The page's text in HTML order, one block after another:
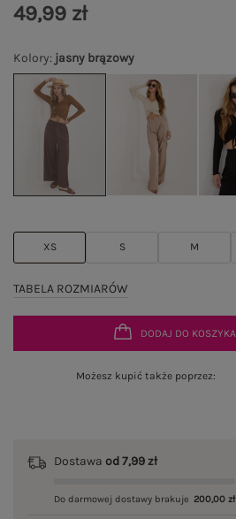
Kolory: jasny brązowy
XS S M
TABELA ROZMIARÓW
49,99 zł
DODAJ DO KOSZYKA
Możesz kupić także poprzez:
Dostawa od 7,99 zł
Do darmowej dostawy brakuje 200,00 zł